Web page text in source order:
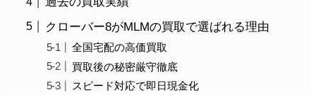
クローバー8がMLMの買取で選ばれる理由
全国宅配の高価買取
買取後の秘密厳守徹底
スピード対応で即日現金化